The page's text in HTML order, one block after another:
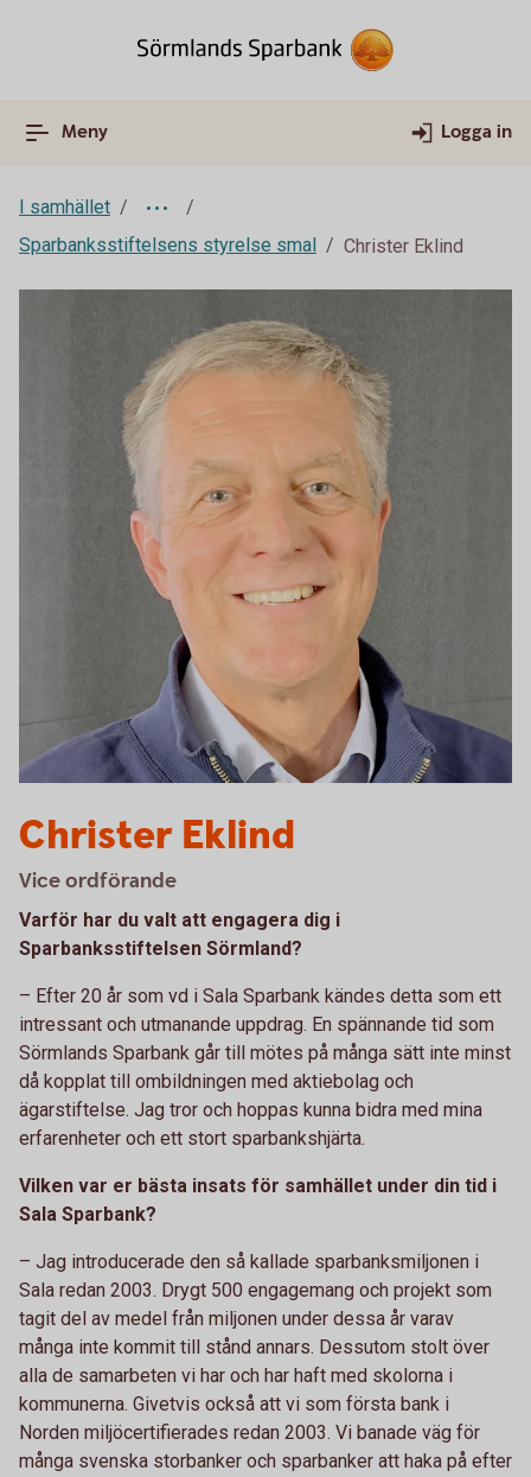
Meny Logga in
I samhället
Sparbanksstiftelsens styrelse smal
Christer Eklind
Christer Eklind
Vice ordförande
Varför har du valt att engagera dig i
Sparbanksstiftelsen Sörmland?
– Efter 20 år som vd i Sala Sparbank kändes detta som ett
intressant och utmanande uppdrag. En spännande tid som
Sörmlands Sparbank går till mötes på många sätt inte minst
då kopplat till ombildningen med aktiebolag och
ägarstiftelse. Jag tror och hoppas kunna bidra med mina
erfarenheter och ett stort sparbankshjärta.
Vilken var er bästa insats för samhället under din tid i
Sala Sparbank?
– Jag introducerade den så kallade sparbanksmiljonen i
Sala redan 2003. Drygt 500 engagemang och projekt som
tagit del av medel från miljonen under dessa år varav
många inte kommit till stånd annars. Dessutom stolt över
alla de samarbeten vi har och har haft med skolorna i
kommunerna. Givetvis också att vi som första bank i
Norden miljöcertifierades redan 2003. Vi banade väg för
många svenska storbanker och sparbanker att haka på efter